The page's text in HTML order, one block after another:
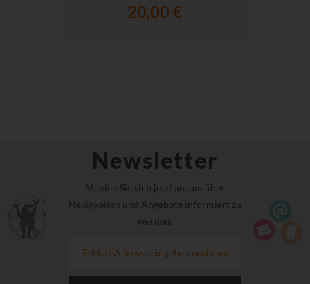
20,00 €
Newsletter
Melden Sie sich jetzt an, um über
Neuigkeiten und Angebote informiert zu
werden.